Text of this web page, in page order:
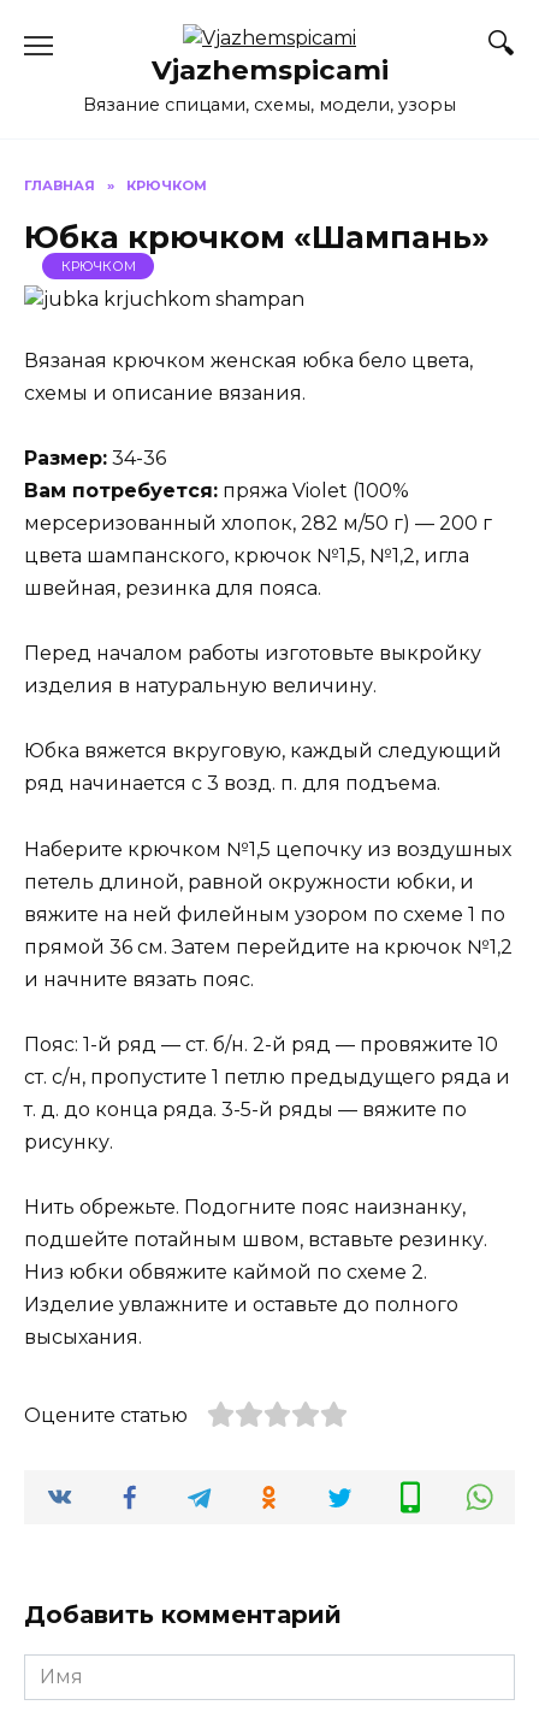
Vjazhemspicami
Вязание спицами, схемы, модели, узоры
ГЛАВНАЯ » КРЮЧКОМ
Юбка крючком «Шампань»
КРЮЧКОМ
Вязаная крючком женская юбка бело цвета,
схемы и описание вязания.
Размер: 34-36
Вам потребуется: пряжа Violet (100%
мерсеризованный хлопок, 282 м/50 г) — 200 г
цвета шампанского, крючок №1,5, №1,2, игла
швейная, резинка для пояса.
Перед началом работы изготовьте выкройку
изделия в натуральную величину.
Юбка вяжется вкруговую, каждый следующий
ряд начинается с 3 возд. п. для подъема.
Наберите крючком №1,5 цепочку из воздушных
петель длиной, равной окружности юбки, и
вяжите на ней филейным узором по схеме 1 по
прямой 36 см. Затем перейдите на крючок №1,2
и начните вязать пояс.
Пояс: 1-й ряд — ст. б/н. 2-й ряд — провяжите 10
ст. с/н, пропустите 1 петлю предыдущего ряда и
т. д. до конца ряда. 3-5-й ряды — вяжите по
рисунку.
Нить обрежьте. Подогните пояс наизнанку,
подшейте потайным швом, вставьте резинку.
Низ юбки обвяжите каймой по схеме 2.
Изделие увлажните и оставьте до полного
высыхания.
Оцените статью
Добавить комментарий
Имя